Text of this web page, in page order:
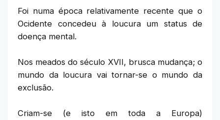
Foi numa época relativamente recente que o
Ocidente concedeu à loucura um status de
doença mental.
Nos meados do século XVII, brusca mudança; o
mundo da loucura vai tornar-se o mundo da
exclusão.
Criam-se (e isto em toda a Europa)